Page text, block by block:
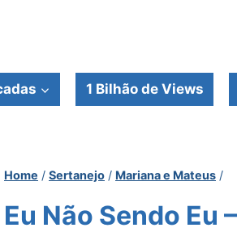
1 Bilhão de Views
Home / Sertanejo / Mariana e Mateus /
Eu Não Sendo Eu